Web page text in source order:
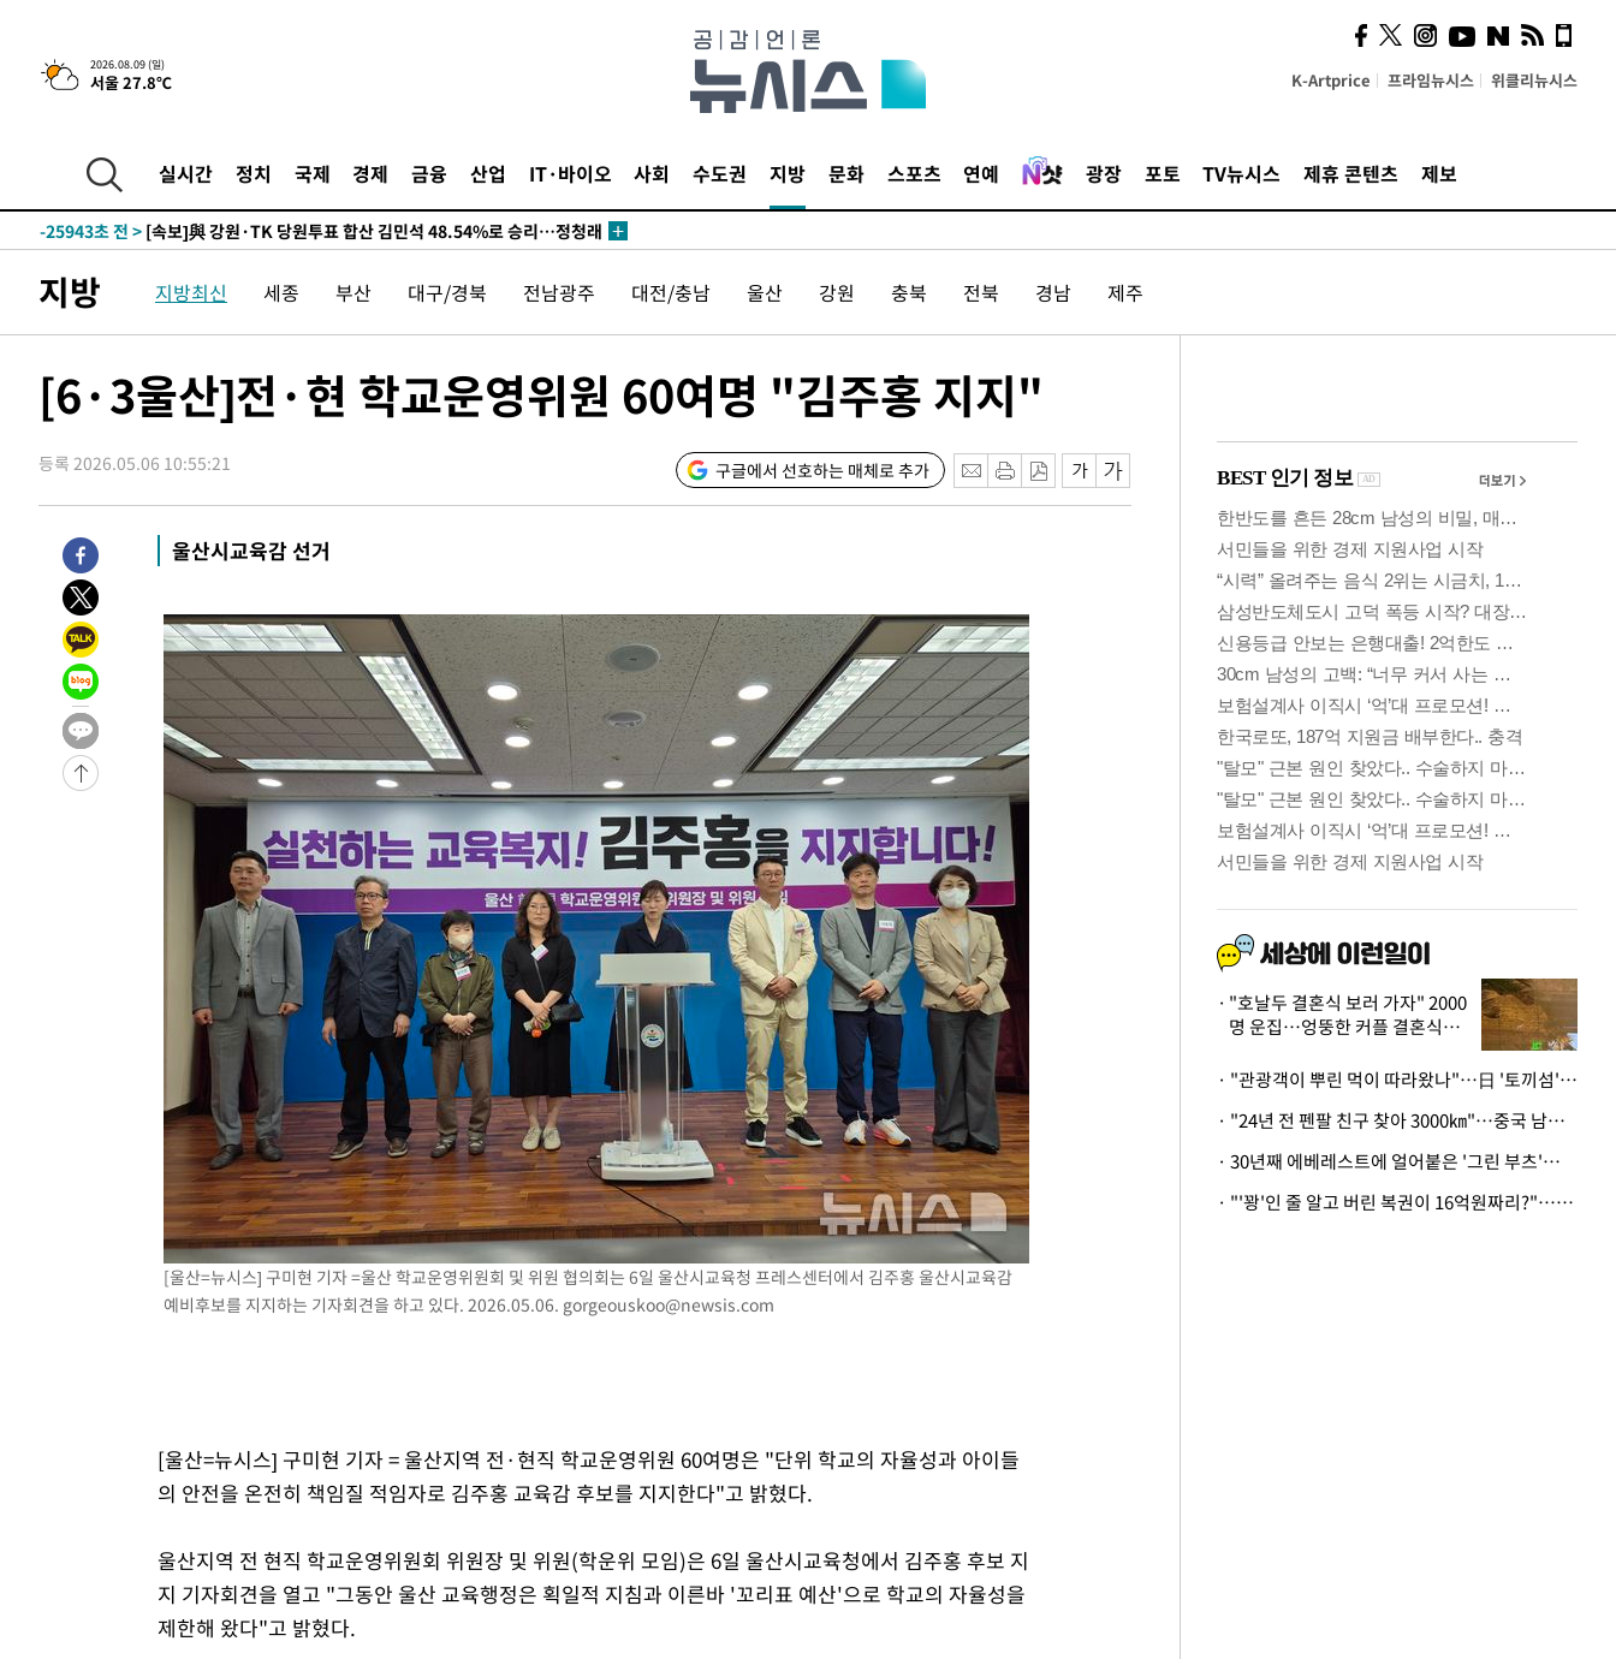
2026.08.09 (일)
서울 27.8℃ K-Artprice 프라임뉴시스 위클리뉴시스
실시간 정치 국제 경제 금융 산업 IT·바이오 사회 수도권 지방 문화 스포츠 연예 광장 포토 TV뉴시스 제휴 콘텐츠 제보
4시간 전 >[속보]美중부 사령관, 이스라엘 긴급방문 다중화된 전선 상황 논의
-29967초 전 >
태풍 돌핀, 중 저장성 타이저우시 해안에 상륙 (1보)
-27313초 전 >
-25943초 전 > [속보]與 강원·TK 당원투표 합산 김민석 48.54%로 승리…정청래
44.53%
-25117초 전 >
[속보]與전대 권리당원투표…강원·경북 김민석, 대구 정청래 승리
-24924초 전 >[속보]與 당대표 경선, 경북 권리당원 투표 김민석 47.37%·정청래
46.35%
-24623초 전 >[속보]與 당대표 경선, 강원 권리당원 투표 김민석 승리…50.30%
득표
-15183초 전 >[속보]장은수, KLPGA 제주삼다수 역전 우승…데뷔 10년 차에 첫
-10548초 전 >"얼마나 더웠으면"…안동 물길공원서 헤엄친 구렁이 '소동'
-10475초 전 >
손흥민, 68분 뛰고 2경기 침묵…LAFC, 톨루카에 1-0 승리(종합)
-9747초 전 >
'2경기 연속 침묵' 손흥민, 톨루카전 68분만 뛰고 슈팅 0개
-8499초 전 >
1시간 전 >
'여긴 20도, 저긴 50도'…열화상 카메라로 본 폭염 저감시설 '온도차'
1시간 전 >
콜롬비아 신임 우파 대통령 취임 하루만에 차량폭탄 폭발 사건
3시간 전 >
튀르키예 외무장관, "메카 3국 방위협정은 이란이 목표 아냐 " 밝혀
3시간 전 >
이군이 불법 군시설 건설한 레바논 남부에서 레바논군 3명 폭발로 부상
4시간 전 >
[속보]美중부 사령관, 이스라엘 긴급방문 다중화된 전선 상황 논의
이강인 ATM 입단식에 '상암벌 들썩'…"세계적인 선수 되길"
태풍 돌핀, 중 저장성 타이저우시 해안에 상륙 (1보)
AT마드리드 데뷔 앞둔 이강인, 맨시티전 선발 대신 '벤치 시작'
[속보]與 강원·TK 당원투표 합산 김민석 48.54%로 승리…정청래
與 강원·TK 당원투표 합산 김민석 46.01%로 승리…정청래
[속보]與전대 권리당원투표…강원·경북 김민석, 대구 정청래 승리
[속보]與 당대표 경선, 경북 권리당원 투표 김민석 47.37%·정청래
[속보]與 당대표 경선, 대구 권리당원 투표 정청래 47.82%·김민석
[속보]與 당대표 경선, 강원 권리당원 투표 김민석 승리…50.30%
"일본축구협회, 대한축구협회 성 접대 의혹 심판 조사"
[속보]장은수, KLPGA 제주삼다수 역전 우승…데뷔 10년 차에 첫
"얼마나 더웠으면"…안동 물길공원서 헤엄친 구렁이 '소동'
손흥민, 68분 뛰고 2경기 침묵…LAFC, 톨루카에 1-0 승리(종합)
'2경기 연속 침묵' 손흥민, 톨루카전 68분만 뛰고 슈팅 0개
이강인, 오늘 서울서 AT마드리드 입단식…'전례 없는 특급대우'
'여긴 20도, 저긴 50도'…열화상 카메라로 본 폭염 저감시설 '온도차'
지방 지방최신 세종 부산 대구/경북 전남광주 대전/충남 울산 강원 충북 전북 경남 제주
[6·3울산]전·현 학교운영위원 60여명 "김주홍 지지"
등록 2026.05.06 10:55:21 구글에서 선호하는 매체로 추가
울산시교육감 선거
[울산=뉴시스] 구미현 기자 =울산 학교운영위원회 및 위원 협의회는 6일 울산시교육청 프레스센터에서 김주홍 울산시교육감
예비후보를 지지하는 기자회견을 하고 있다. 2026.05.06. gorgeouskoo@newsis.com
[울산=뉴시스] 구미현 기자 = 울산지역 전·현직 학교운영위원 60여명은 "단위 학교의 자율성과 아이들
의 안전을 온전히 책임질 적임자로 김주홍 교육감 후보를 지지한다"고 밝혔다.
울산지역 전 현직 학교운영위원회 위원장 및 위원(학운위 모임)은 6일 울산시교육청에서 김주홍 후보 지
지 기자회견을 열고 "그동안 울산 교육행정은 획일적 지침과 이른바 '꼬리표 예산'으로 학교의 자율성을
제한해 왔다"고 밝혔다.
사이 해답 찾았죠"…알을
깨고 나온 '초자아'
"호날두 결혼식 보러 가자" 2000
명 운집…엉뚱한 커플 결혼식에
· "관광객이 뿌린 먹이 따라왔나"…日 '토끼섬' 멧돼지, 토끼까지 사냥
· "24년 전 펜팔 친구 찾아 3000㎞"…중국 남성 사연에 '뭉클'
· 30년째 에베레스트에 얼어붙은 '그린 부츠'…드디어 가족 품으로
· "'꽝'인 줄 알고 버린 복권이 16억원짜리?"…극적으로 되찾은 사연